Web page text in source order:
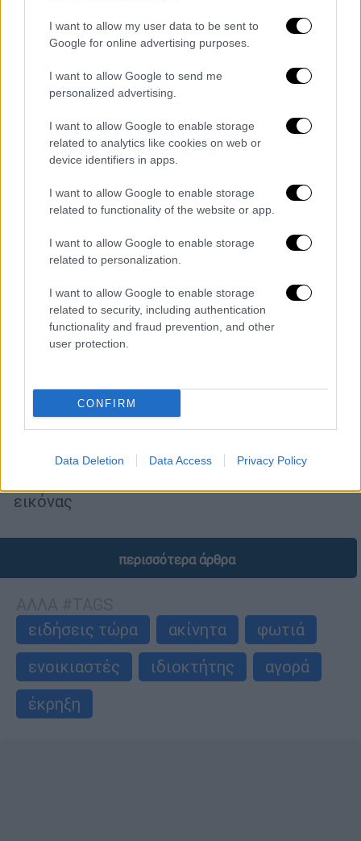
I want to allow my user data to be sent to
Google for online advertising purposes.
I want to allow Google to send me
personalized advertising.
I want to allow Google to enable storage
related to analytics like cookies on web or
device identifiers in apps.
I want to allow Google to enable storage
related to functionality of the website or app.
I want to allow Google to enable storage
related to personalization.
I want to allow Google to enable storage
related to security, including authentication
functionality and fraud prevention, and other
user protection.
CONFIRM
Data Deletion Data Access Privacy Policy
21.06.2026 12:10
Βρεθήκαμε στο ατελιέ του Αλέκου
Φασιανού στην Κέα - Ένα κυκλαδίτικο
καταφύγιο τέχνης, ζωής και
δημιουργίας
Μέσα στους λευκούς τοίχους του, ανάμεσα
σε ζωγραφισμένα έπιπλα, κεραμικά, σχέδια
και μικρές χειροποίητες δημιουργίες,
καλλιτέχνη που κατόρθωσε να μετατρέψει
εικόνας
περισσότερα άρθρα
ειδήσεις τώρα
ακίνητα
φωτιά
ενοικιαστές
ιδιοκτήτης
αγορά
έκρηξη